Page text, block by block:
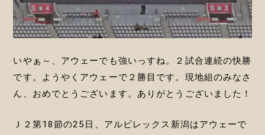
いやぁ～、アウェーでも強いっすね。２試合連続の快勝
です。ようやくアウェーで２勝目です。現地組のみなさ
ん、おめでとうございます。ありがとうございました！
Ｊ２第18節の25日、アルビレックス新潟はアウェーで